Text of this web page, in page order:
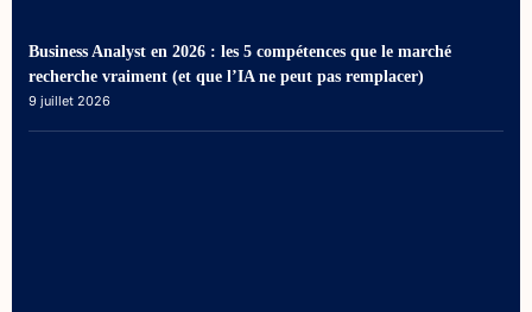
Business Analyst en 2026 : les 5 compétences que le marché
recherche vraiment (et que l’IA ne peut pas remplacer)
9 juillet 2026